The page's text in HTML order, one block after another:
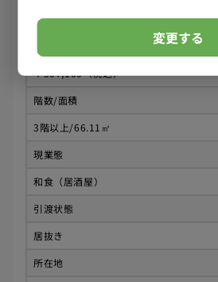
南越谷駅徒歩3分以内
￥507,100（税込）
階数/面積
3階以上/66.11㎡
現業態
和食（居酒屋）
引渡状態
居抜き
所在地
変更する